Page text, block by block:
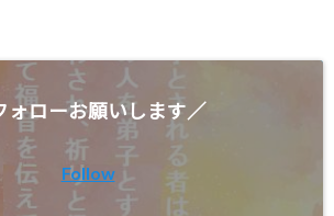
ォローお願いします／
Follow